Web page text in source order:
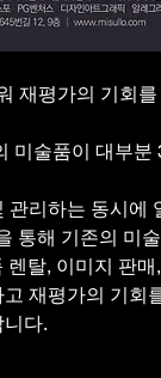
미술품이 대부분
리하는 동시에
통해 기존의 미
탈, 이미지 판
재평가의 기회
다.